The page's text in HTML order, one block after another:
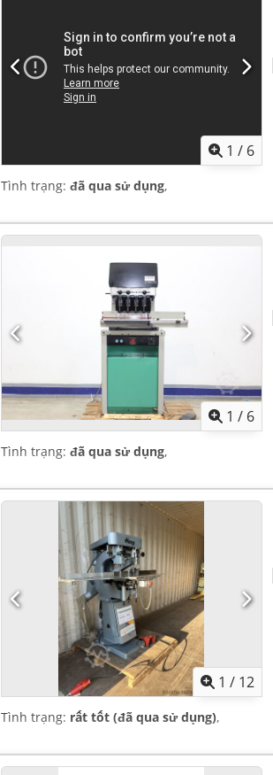
1 / 6
Tình trạng: đã qua sử dụng,
1 / 6
Tình trạng: đã qua sử dụng,
1 / 12
Tình trạng: rất tốt (đã qua sử dụng),